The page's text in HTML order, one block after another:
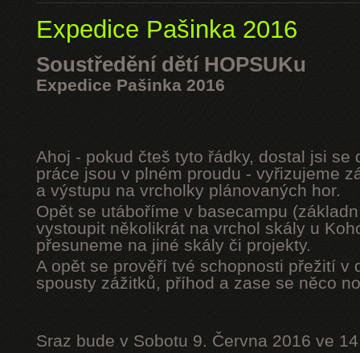
Expedice Pašinka 2016
Soustředění dětí HOPSUKu
Expedice Pašinka 2016
Ahoj - pokud čteš tyto řádky, dostal jsi se
práce jsou v plném proudu - vyřizujeme
a výstupu na vrcholky plánovaných hor.
Opět se utáboříme v basecampu
vystoupit několikrát na vrchol skály u
přesuneme na jiné skály či projekty.
A opět se prověří tvé schopnosti přežití v
spousty zážitků, příhod a zase se něco
Sraz bude v Sobotu 9. Června 2016 ve